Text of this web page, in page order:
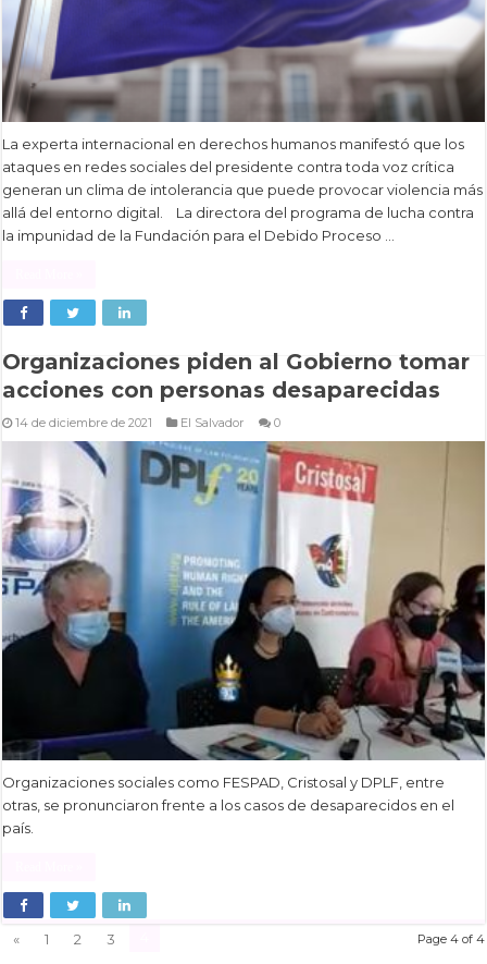
La experta internacional en derechos humanos manifestó que los
ataques en redes sociales del presidente contra toda voz crítica
generan un clima de intolerancia que puede provocar violencia más
allá del entorno digital. La directora del programa de lucha contra
la impunidad de la Fundación para el Debido Proceso …
Organizaciones piden al Gobierno tomar
acciones con personas desaparecidas
14 de diciembre de 2021 El Salvador 0
Organizaciones sociales como FESPAD, Cristosal y DPLF, entre
otras, se pronunciaron frente a los casos de desaparecidos en el
país.
Page 4 of 4
« 1 2 3